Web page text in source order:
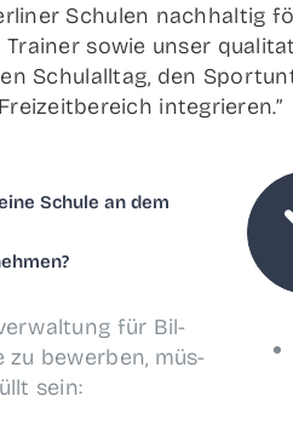
Schu­len nach­hal­tig
sowie unser
Schul­all­tag, den
integrieren.”
Schu­le an dem
für Bil­
zu bewer­ben, müs­
sein: